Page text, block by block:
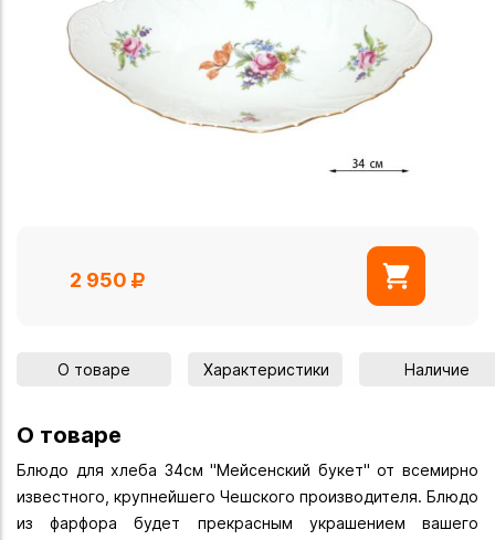
2 950
О товаре Характеристики Наличие
О товаре
Блюдо для хлеба 34см "Мейсенский букет" от всемирно
известного, крупнейшего Чешского производителя. Блюдо
из фарфора будет прекрасным украшением вашего